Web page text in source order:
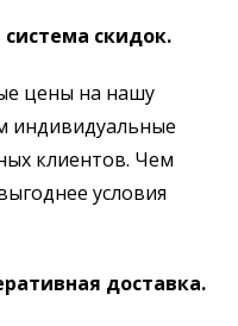
скидок.
цены на нашу
индивидуальные
клиентов. Чем
условия
доставка.